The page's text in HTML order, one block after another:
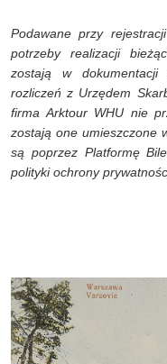
Podawane przy
potrzeby realizacji
zostają w dokumentacji
rozliczeń z Urzędem
firma Arktour WHU nie
zostają one umieszczone
są poprzez Platformę
polityki ochrony